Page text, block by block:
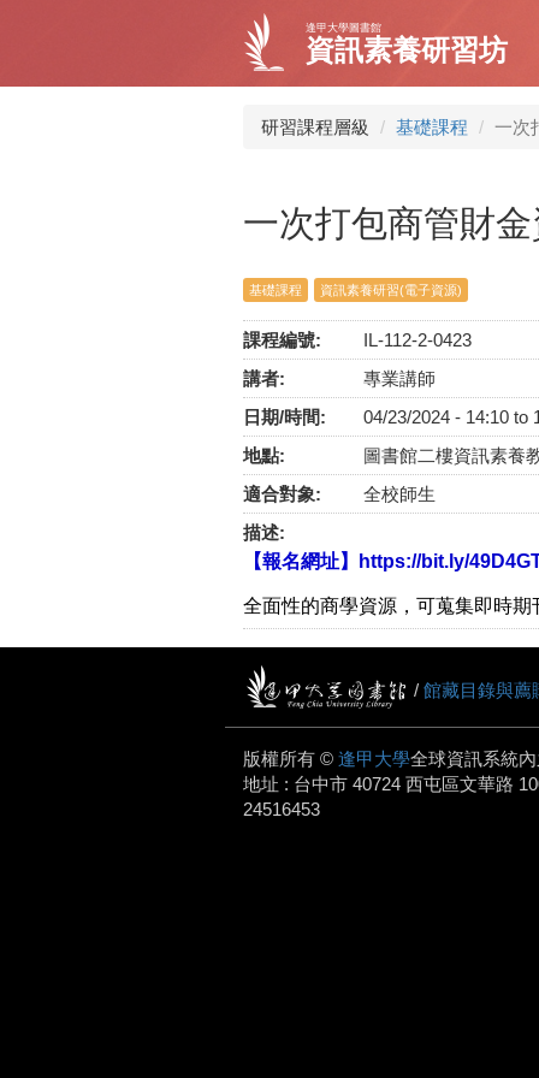
內
逢甲大學圖書館
資訊素養研習坊
研習課程層級 基礎課程 一次
一次打包商管財
基礎課程 資訊素養研習(電子資源)
課程編號:
IL-112-2-0423
講者:
專業講師
日期/時間:
04/23/2024 - 14:10 to
地點:
圖書館二樓資訊素養
適合對象:
全校師生
描述:
【報名網址】
https://bit.ly/
全面性的商學資源，可蒐集即時
/ 館藏目錄與薦
版權所有 © 逢甲大學全球資訊系統
地址 : 台中市 40724 西屯區文華路
24516453